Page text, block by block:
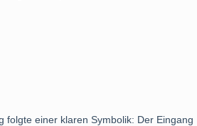
folgte einer klaren Symbolik: Der Eingang